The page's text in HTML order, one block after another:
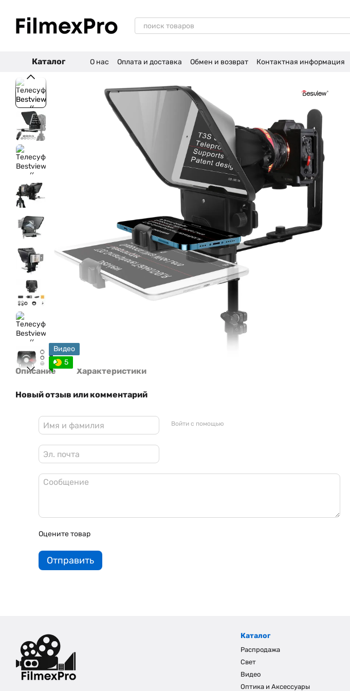
Каталог О нас Оплата и доставка Обмен и возврат Контактная информация
Видео
5
Описание Характеристики
Новый отзыв или комментарий
Войти с помощью
Оцените товар
Отправить
Каталог
Распродажа
Свет
Видео
Оптика и Аксессуары